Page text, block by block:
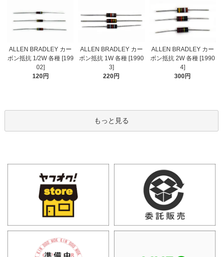
ALLEN BRADLEY カー
ボン抵抗 1/2W 各種 [199
02]
120円
ALLEN BRADLEY カー
ボン抵抗 1W 各種 [1990
3]
220円
ALLEN BRADLEY カー
ボン抵抗 2W 各種 [1990
4]
300円
もっと見る